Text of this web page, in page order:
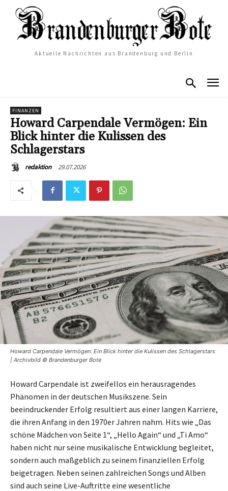
Aktuelle Nachrichten aus Brandenburg und Berlin
FINANZEN
Howard Carpendale Vermögen: Ein
Blick hinter die Kulissen des
Schlagerstars
redaktion 29.07.2026
Howard Carpendale Vermögen: Ein Blick hinter die Kulissen des Schlagerstars
| Archivbild © Brandenburger Bote
Howard Carpendale ist zweifellos ein herausragendes
Phänomen in der deutschen Musikszene. Sein
beeindruckender Erfolg resultiert aus einer langen Karriere,
die ihren Anfang in den 1970er Jahren nahm. Hits wie „Das
schöne Mädchen von Seite 1“, „Hello Again“ und „Ti Amo“
haben nicht nur seine musikalische Entwicklung begleitet,
sondern auch maßgeblich zu seinem finanziellen Erfolg
beigetragen. Neben seinen zahlreichen Songs und Alben
sind auch seine Live-Auftritte eine wesentliche